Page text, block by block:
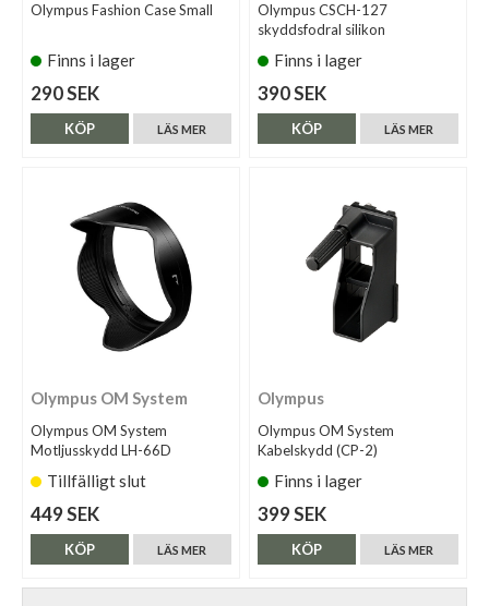
Olympus Fashion Case Small
Finns i lager
290 SEK
LÄS MER
KÖP
Olympus CSCH-127
skyddsfodral silikon
Finns i lager
390 SEK
LÄS MER
KÖP
Olympus OM System
Olympus OM System
Motljusskydd LH-66D
Tillfälligt slut
449 SEK
LÄS MER
KÖP
Olympus
Olympus OM System
Kabelskydd (CP-2)
Finns i lager
399 SEK
LÄS MER
KÖP